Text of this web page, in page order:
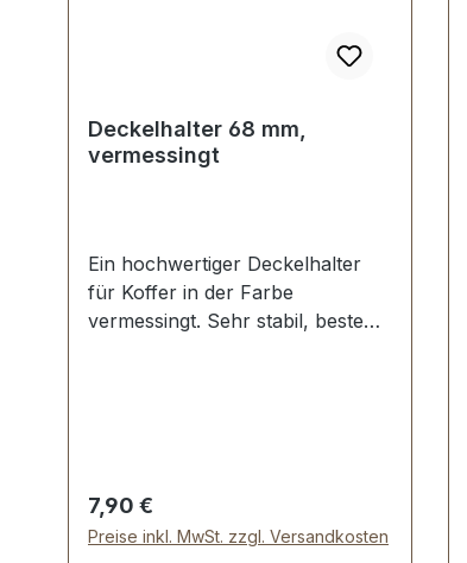
Deckelhalter 68 mm,
vermessingt
Ein hochwertiger Deckelhalter
für Koffer in der Farbe
vermessingt. Sehr stabil, bestens
Regulärer Preis:
7,90 €
Preise inkl. MwSt. zzgl. Versandkosten